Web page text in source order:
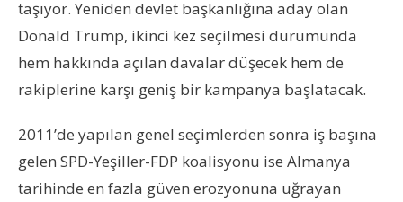
taşıyor. Yeniden devlet başkanlığına aday olan
Donald Trump, ikinci kez seçilmesi durumunda
hem hakkında açılan davalar düşecek hem de
rakiplerine karşı geniş bir kampanya başlatacak.
2011’de yapılan genel seçimlerden sonra iş başına
gelen SPD-Yeşiller-FDP koalisyonu ise Almanya
tarihinde en fazla güven erozyonuna uğrayan